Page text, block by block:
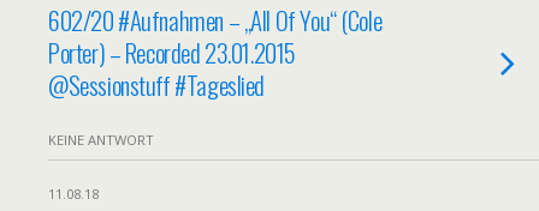
602/20 #Aufnahmen – „All Of You“ (Cole
Porter) – Recorded 23.01.2015
@Sessionstuff #Tageslied
KEINE ANTWORT
11.08.18